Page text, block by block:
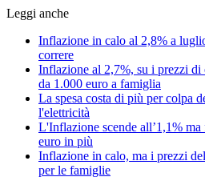
Leggi anche
Inflazione in calo al 2,8% a
correre
Inflazione al 2,7%, su i prezzi di
da 1.000 euro a famiglia
La spesa costa di più per colpa
l'elettricità
L'Inflazione scende all’1,1% ma
euro in più
Inflazione in calo, ma i prezzi
per le famiglie